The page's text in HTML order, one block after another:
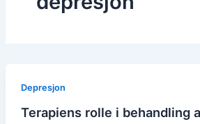
Depresjon
Terapiens rolle i behandling